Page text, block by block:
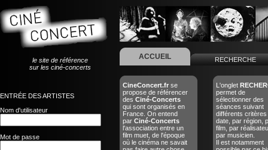
le site de référence
sur les ciné-concerts
ENTRÉE DES ARTISTES
Nom d'utilisateur
Mot de passe
ACCUEIL RECHERCHE
CineConcert.fr se
propose de référencer
des Ciné-Concerts
qui sont organisés en
France. On entend
par Ciné-Concerts
l'association entre un
film muet, de l'époque
où le cinéma ne savait
L'onglet
permet de
sélectionner des
séances suivant
différents critères
date, par région,
film, par
par musicien.
Il est notamment